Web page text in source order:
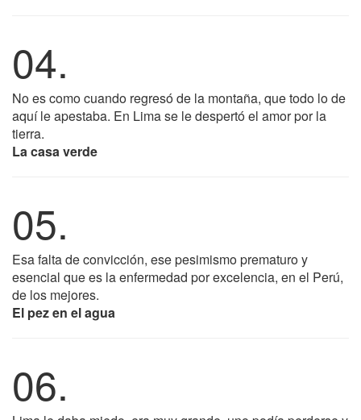
04.
No es como cuando regresó de la montaña, que todo lo de
aquí le apestaba. En Lima se le despertó el amor por la
tierra.
La casa verde
05.
Esa falta de convicción, ese pesimismo prematuro y
esencial que es la enfermedad por excelencia, en el Perú,
de los mejores.
El pez en el agua
06.